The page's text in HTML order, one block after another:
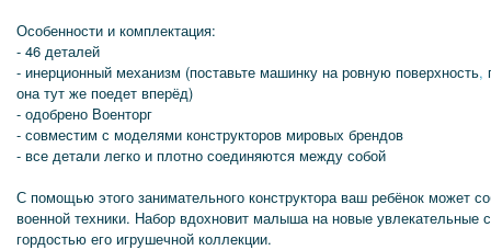
Особенности и комплектация:
- 46 деталей
- инерционный механизм (поставьте машинку на ровную поверхность,
она тут же поедет вперёд)
- одобрено Военторг
- совместим с моделями конструкторов мировых брендов
- все детали легко и плотно соединяются между собой
С помощью этого занимательного конструктора ваш ребёнок может
военной техники. Набор вдохновит малыша на новые увлекательные
гордостью его игрушечной коллекции.